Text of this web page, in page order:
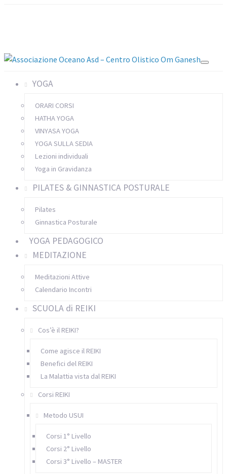
YOGA
ORARI CORSI
HATHA YOGA
VINYASA YOGA
YOGA SULLA SEDIA
Lezioni individuali
Yoga in Gravidanza
PILATES & GINNASTICA POSTURALE
Pilates
Ginnastica Posturale
YOGA PEDAGOGICO
MEDITAZIONE
Meditazioni Attive
Calendario Incontri
SCUOLA di REIKI
Cos’è il REIKI?
Come agisce il REIKI
Benefici del REIKI
La Malattia vista dal REIKI
Corsi REIKI
Metodo USUI
Corsi 1° Livello
Corsi 2° Livello
Corsi 3° Livello – MASTER